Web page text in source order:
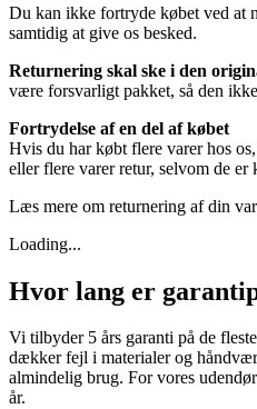
Du kan ikke fortryde købet ved at
samtidig at give os besked.
Returnering skal ske i den
være forsvarligt pakket, så den
Fortrydelse af en del af købet
Hvis du har købt flere varer hos
eller flere varer retur, selvom de er
Læs mere om returnering af din
Loading...
Hvor lang er
Vi tilbyder 5 års garanti på de
dækker fejl i materialer og
almindelig brug. For vores
år.